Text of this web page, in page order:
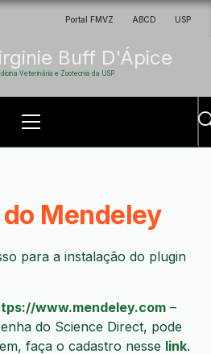
Portal FMVZ ABCD USP
Buff D'Ápice
Veterinária e Zootecnia da USP
Mendeley
para a instalação do plugin
www.mendeley.com –
do Science Direct, pode
faça o cadastro nesse link.